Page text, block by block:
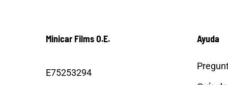
Minicar Films O.E.
E75253294
Ayuda